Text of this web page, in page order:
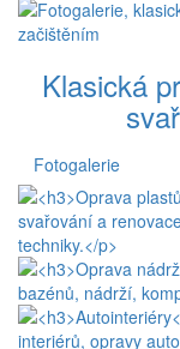
Klasická
Fotogalerie